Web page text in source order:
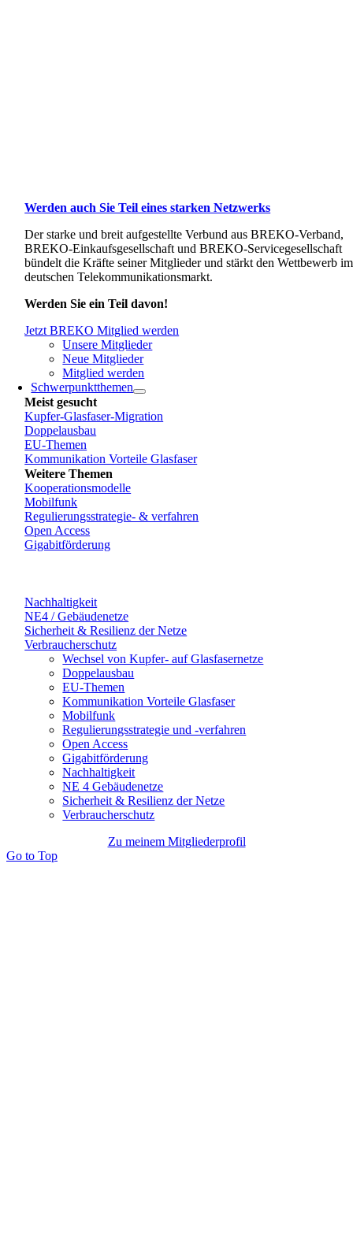
Werden auch Sie Teil eines starken Netzwerks
Der starke und breit aufgestellte Verbund aus BREKO-Verband,
BREKO-Einkaufsgesellschaft und BREKO-Servicegesellschaft
bündelt die Kräfte seiner Mitglieder und stärkt den Wettbewerb im
deutschen Telekommunikationsmarkt.
Werden Sie ein Teil davon!
Jetzt BREKO Mitglied werden
Unsere Mitglieder
Neue Mitglieder
Mitglied werden
Schwerpunktthemen
Meist gesucht
Kupfer-Glasfaser-Migration
Doppelausbau
EU-Themen
Kommunikation Vorteile Glasfaser
Weitere Themen
Kooperationsmodelle
Mobilfunk
Regulierungsstrategie- & verfahren
Open Access
Gigabitförderung
Nachhaltigkeit
NE4 / Gebäudenetze
Sicherheit & Resilienz der Netze
Verbraucherschutz
Wechsel von Kupfer- auf Glasfasernetze
Doppelausbau
EU-Themen
Kommunikation Vorteile Glasfaser
Mobilfunk
Regulierungsstrategie und -verfahren
Open Access
Gigabitförderung
Nachhaltigkeit
NE 4 Gebäudenetze
Sicherheit & Resilienz der Netze
Verbraucherschutz
Zu meinem Mitgliederprofil
Go to Top